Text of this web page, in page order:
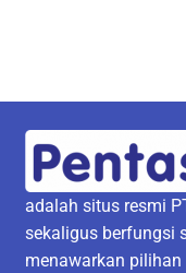
adalah situs resmi
sekaligus berfungsi
menawarkan